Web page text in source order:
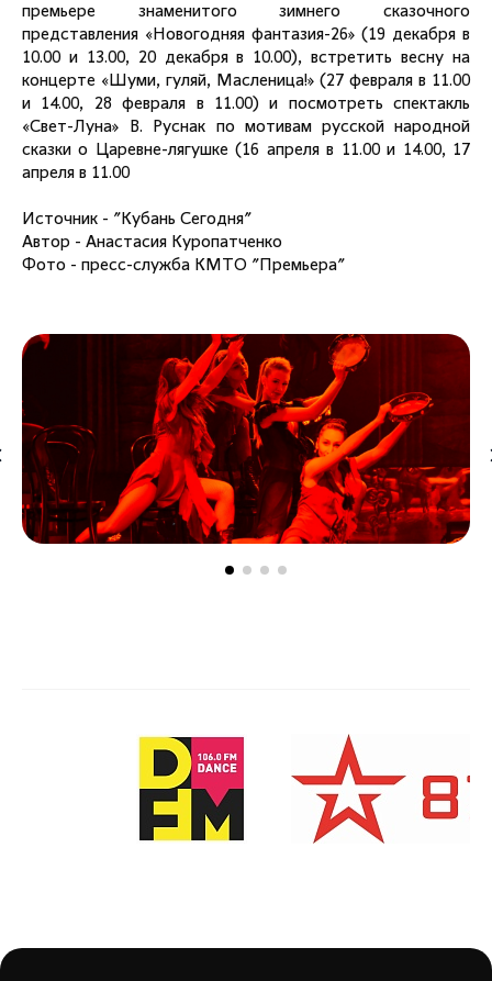
премьере знаменитого зимнего сказочного
представления «Новогодняя фантазия-26» (19 декабря в
10.00 и 13.00, 20 декабря в 10.00), встретить весну на
концерте «Шуми, гуляй, Масленица!» (27 февраля в 11.00
и 14.00, 28 февраля в 11.00) и посмотреть спектакль
«Свет-Луна» В. Руснак по мотивам русской народной
сказки о Царевне-лягушке (16 апреля в 11.00 и 14.00, 17
апреля в 11.00
Источник - "Кубань Сегодня"
Автор - Анастасия Куропатченко
Фото - пресс-служба КМТО "Премьера"